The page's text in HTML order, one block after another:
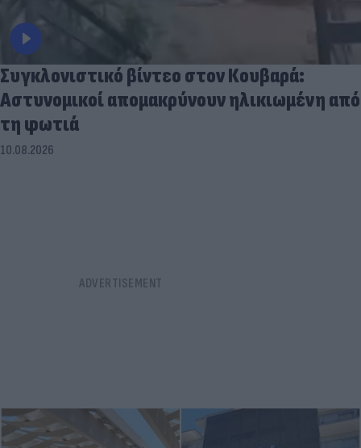
Συγκλονιστικό βίντεο στον Κουβαρά:
Αστυνομικοί απομακρύνουν ηλικιωμένη από
τη φωτιά
10.08.2026